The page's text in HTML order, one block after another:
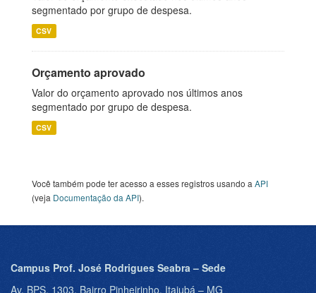
segmentado por grupo de despesa.
CSV
Orçamento aprovado
Valor do orçamento aprovado nos últimos anos
segmentado por grupo de despesa.
CSV
Você também pode ter acesso a esses registros usando a API
(veja Documentação da API).
Campus Prof. José Rodrigues Seabra – Sede
Av. BPS, 1303, Bairro Pinheirinho, Itajubá – MG